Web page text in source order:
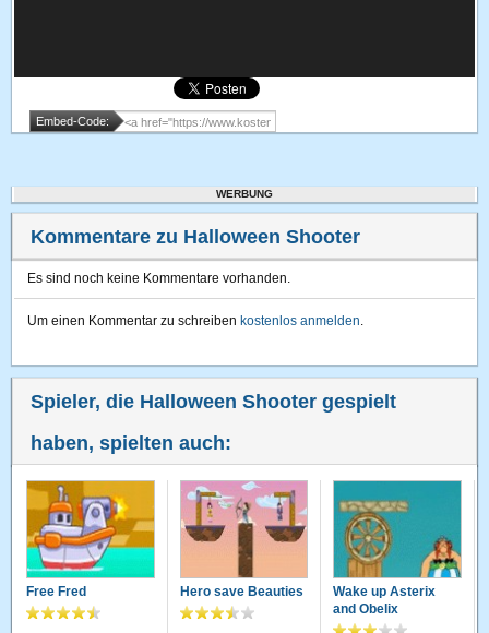
Embed-Code:
WERBUNG
Kommentare zu Halloween Shooter
Es sind noch keine Kommentare vorhanden.
Um einen Kommentar zu schreiben kostenlos anmelden.
Spieler, die Halloween Shooter gespielt
haben, spielten auch:
Free Fred Hero save Beauties
Wake up Asterix
and Obelix